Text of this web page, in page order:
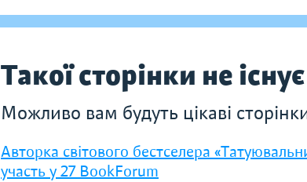
Такої сторінки не існує
Можливо вам будуть цікаві
Авторка світового бестселера
участь у 27 BookForum